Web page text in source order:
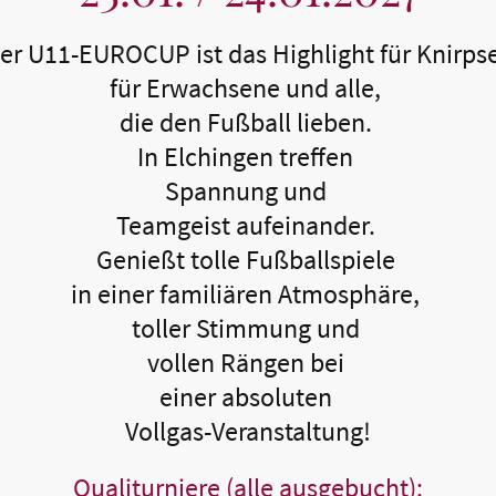
U11-EUROCUP ist das Highlight für
für Erwachsene und alle,
die den Fußball lieben.
In Elchingen treffen
Spannung und
Teamgeist aufeinander.
Genießt tolle Fußballspiele
in einer familiären Atmosphäre,
toller Stimmung und
vollen Rängen bei
einer absoluten
Vollgas-Veranstaltung!
Qualiturniere (alle ausgebucht):